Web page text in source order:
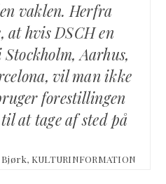
vaklen. Herfra
at hvis DSCH en
Aarhus,
vil man ikke
forestillingen
at tage af sted på
Bjørk, KULTURINFORMATION